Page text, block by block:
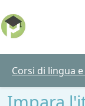
Corsi di lingua